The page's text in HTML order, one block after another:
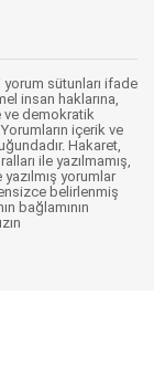
yorum sütunları ifade
insan haklarına,
ve demokratik
içerik ve
Hakaret,
ile yazılmamış,
yorumlar
belirlenmiş
bağlamının